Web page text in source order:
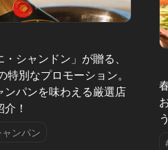
シャンドン」が贈る、
特別なプロモーション。
ンパンを味わえる厳選店
！
ンパン